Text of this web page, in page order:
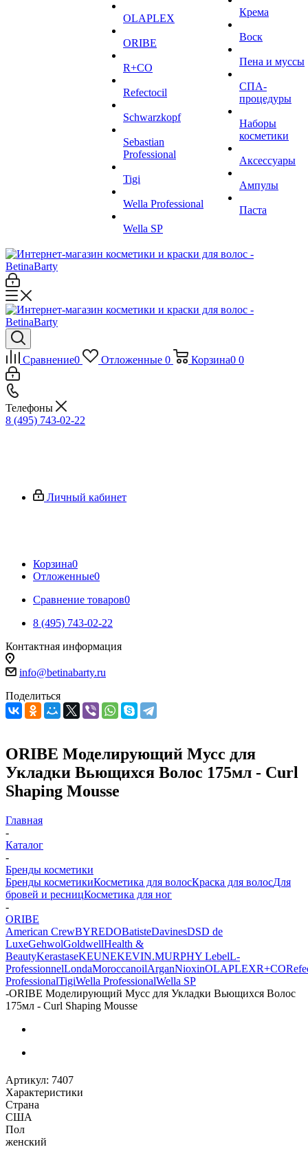
OLAPLEX
ORIBE
R+CO
Refectocil
Schwarzkopf
Sebastian
Professional
Tigi
Wella Professional
Wella SP
Крема
Воск
Пена и муссы
СПА-
процедуры
Наборы
косметики
Аксессуары
Ампулы
Паста
Сравнение0 Отложенные 0 Корзина0 0
Телефоны
8 (495) 743-02-22
Личный кабинет
Корзина0
Отложенные0
Сравнение товаров0
8 (495) 743-02-22
Контактная информация
info@betinabarty.ru
Поделиться
ORIBE Моделирующий Мусс для
Укладки Вьющихся Волос 175мл - Curl
Shaping Mousse
Главная
-
Каталог
-
Бренды косметики
Бренды косметикиКосметика для волосКраска для волосДля
бровей и ресницКосметика для ног
-
ORIBE
American CrewBYREDOBatisteDavinesDSD de
LuxeGehwolGoldwellHealth &
BeautyKerastaseKEUNEKEVIN.MURPHY LebelL-
ProfessionnelLondaMoroccanoilArganNiохinOLAPLEXR+CO
ProfessionalTigiWella ProfessionalWella SP
-ORIBE Моделирующий Мусс для Укладки Вьющихся Волос
175мл - Curl Shaping Mousse
Артикул: 7407
Характеристики
Страна
США
Пол
женский